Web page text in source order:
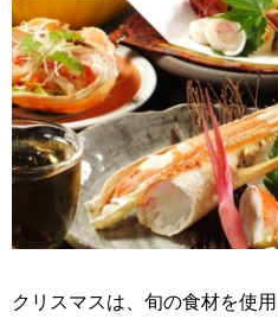
クリスマスは、旬の食材を使